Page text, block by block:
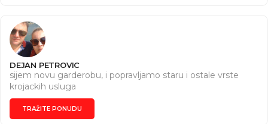
DEJAN PETROVIC
sijem novu garderobu, i popravljamo staru i ostale vrste
krojackih usluga
TRAŽITE PONUDU